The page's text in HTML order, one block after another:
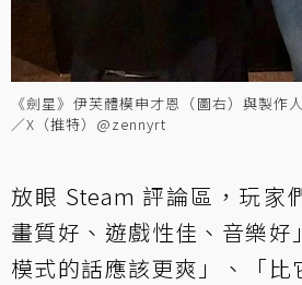
《劍星》伊芙體模申才恩（圖右）與製作
／X（推特）@zennyrt
放眼 Steam 評論區，玩家
畫質好、遊戲性佳、音樂好
模式的話應該更爽」、「比